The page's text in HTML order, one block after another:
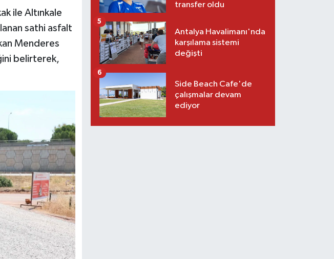
ile Altınkale
sathi asfalt
Menderes
belirterek,
transfer oldu
Antalya Havalimanı'nda
karşılama sistemi
değişti
5
Side Beach Cafe'de
çalışmalar devam
ediyor
6